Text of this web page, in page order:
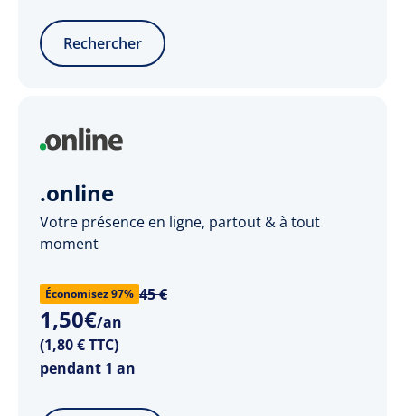
Rechercher
.online
Votre présence en ligne, partout & à tout
moment
Économisez 97% 45 €
1,50€/an
(1,80 € TTC)
pendant 1 an